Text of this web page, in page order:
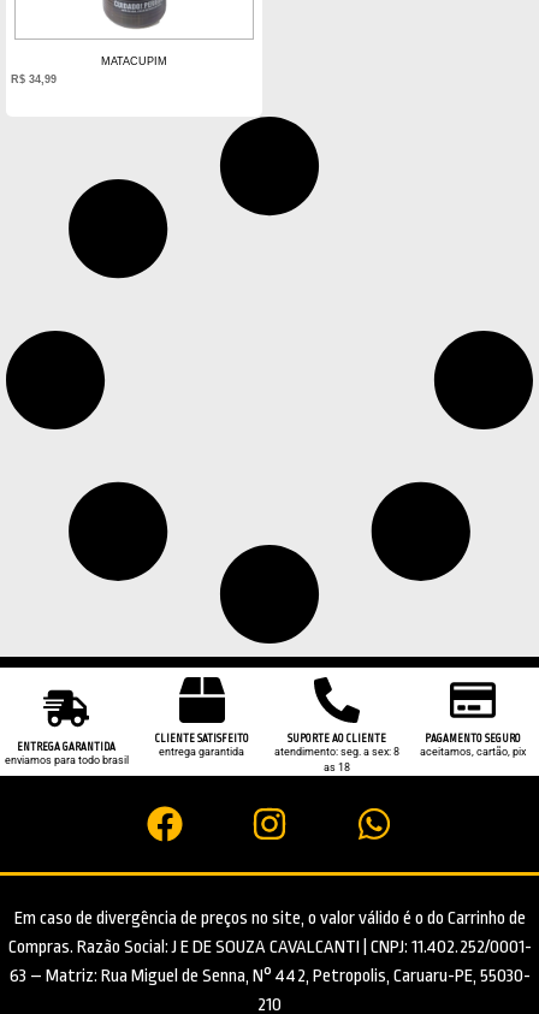
MATACUPIM
R$ 34,99
ENTREGA GARANTIDA
enviamos para todo brasil
CLIENTE SATISFEITO
entrega garantida
SUPORTE AO CLIENTE
atendimento: seg. a sex: 8
as 18
PAGAMENTO SEGURO
aceitamos, cartão, pix
Em caso de divergência de preços no site, o valor válido é o do Carrinho de
Compras. Razão Social: J E DE SOUZA CAVALCANTI | CNPJ: 11.402.252/0001-
63 – Matriz: Rua Miguel de Senna, N° 442, Petropolis, Caruaru-PE, 55030-
210